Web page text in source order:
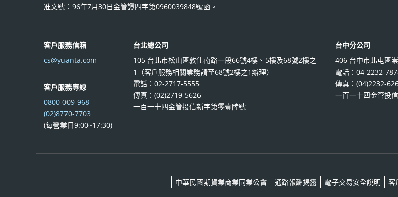
准文號：96年7月30日金管證四字第0960039848號函。
客戶服務信箱
cs@yuanta.com
客戶服務專線
0800-009-968
(02)8770-7703
(每營業日9:00~17:30)
台北總公司
105 台北市松山區敦化南路一段66號4樓、5樓及68號2樓之
1（客戶服務相關業務請至68號2樓之1辦理）
電話：02-2717-5555
傳真：(02)2719-5626
一百一十四金管投信新字第零壹陸號
台中分公司
406 台中市北屯區
電話：04-2232-
傳真：(04)2232-
一百一十四金管投
中華民國期貨業商業同業公會 通路報酬揭露 電子交易安全說明 客